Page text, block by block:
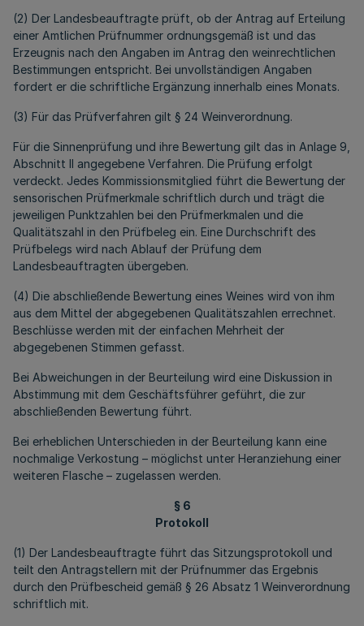
(2) Der Landesbeauftragte prüft, ob der Antrag auf Erteilung
einer Amtlichen Prüfnummer ordnungsgemäß ist und das
Erzeugnis nach den Angaben im Antrag den weinrechtlichen
Bestimmungen entspricht. Bei unvollständigen Angaben
fordert er die schriftliche Ergänzung innerhalb eines Monats.
(3) Für das Prüfverfahren gilt § 24 Weinverordnung.
Für die Sinnenprüfung und ihre Bewertung gilt das in Anlage 9,
Abschnitt II angegebene Verfahren. Die Prüfung erfolgt
verdeckt. Jedes Kommissionsmitglied führt die Bewertung der
sensorischen Prüfmerkmale schriftlich durch und trägt die
jeweiligen Punktzahlen bei den Prüfmerkmalen und die
Qualitätszahl in den Prüfbeleg ein. Eine Durchschrift des
Prüfbelegs wird nach Ablauf der Prüfung dem
Landesbeauftragten übergeben.
(4) Die abschließende Bewertung eines Weines wird von ihm
aus dem Mittel der abgegebenen Qualitätszahlen errechnet.
Beschlüsse werden mit der einfachen Mehrheit der
abgegebenen Stimmen gefasst.
Bei Abweichungen in der Beurteilung wird eine Diskussion in
Abstimmung mit dem Geschäftsführer geführt, die zur
abschließenden Bewertung führt.
Bei erheblichen Unterschieden in der Beurteilung kann eine
nochmalige Verkostung – möglichst unter Heranziehung einer
weiteren Flasche – zugelassen werden.
§ 6
Protokoll
(1) Der Landesbeauftragte führt das Sitzungsprotokoll und
teilt den Antragstellern mit der Prüfnummer das Ergebnis
durch den Prüfbescheid gemäß § 26 Absatz 1 Weinverordnung
schriftlich mit.